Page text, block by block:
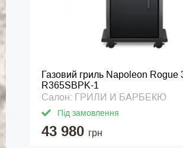
Газовий гриль Napoleon Rogue
R365SBPK-1
Салон: ГРИЛИ И БАРБЕКЮ
Під замовлення
43 980 грн